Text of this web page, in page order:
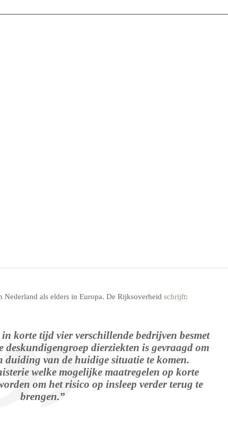
Nederland als elders in Europa. De Rijksoverheid schrijft:
korte tijd vier verschillende bedrijven besmet
deskundigengroep dierziekten is gevraagd om
duiding van de huidige situatie te komen.
welke mogelijke maatregelen op korte
om het risico op insleep verder terug te
brengen.”